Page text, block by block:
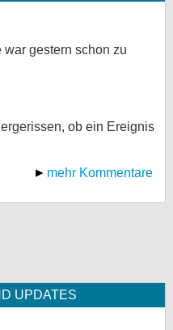
gestern schon zu
ob ein Ereignis
mehr Kommentare
UPDATES